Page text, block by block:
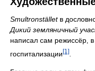
Smultronställetв
Дикий земляничный
написал сам режиссёр,
госпитализации [1]